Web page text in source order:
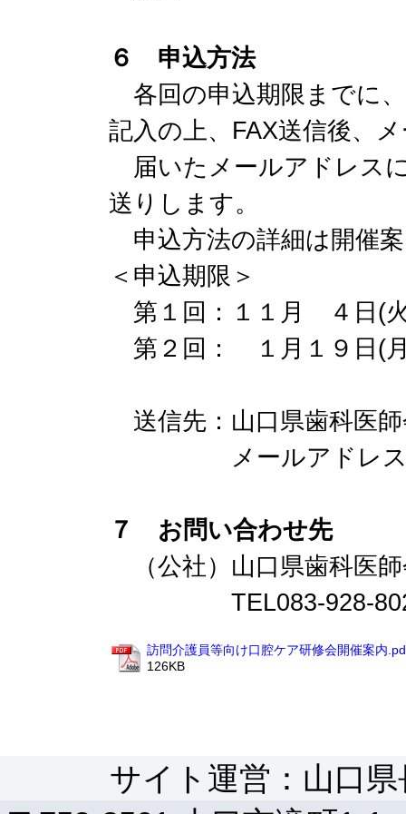
６ 申込方法
各回の申込期限までに
記入の上、FAX送信後、
届いたメールアドレス
送りします。
申込方法の詳細は開催
＜申込期限＞
第１回：１１月 ４日(
第２回： １月１９日(
送信先：山口県歯科医
メールアドレス
７ お問い合わせ先
（公社）山口県歯科医
TEL083-928-8020/
訪問介護員等向け口腔ケア研修会開催案内
126KB
サイト運営：山口